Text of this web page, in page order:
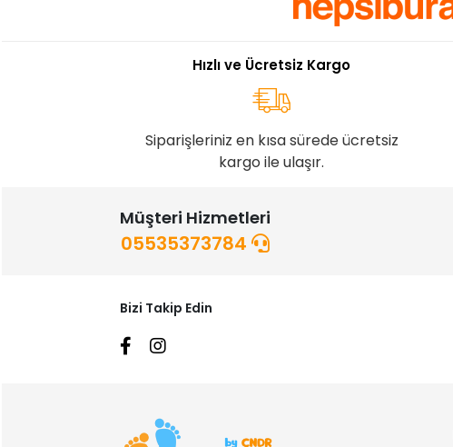
Hızlı ve Ücretsiz Kargo
Siparişleriniz en kısa sürede ücretsiz
kargo ile ulaşır.
Müşteri Hizmetleri
05535373784
Bizi Takip Edin